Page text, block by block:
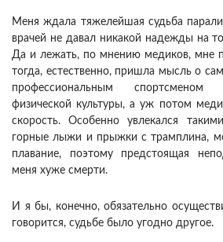
Меня ждала тяжелейшая судьба
врачей не давал никакой надежды на
Да и лежать, по мнению медиков, мне
тогда, естественно, пришла мысль о
профессиональным спортсменом
физической культуры, а уж потом
скорость. Особенно увлекался
горные лыжи и прыжки с трамплина,
плавание, поэтому предстоящая
меня хуже смерти.
И я бы, конечно, обязательно
говорится, судьбе было угодно другое.